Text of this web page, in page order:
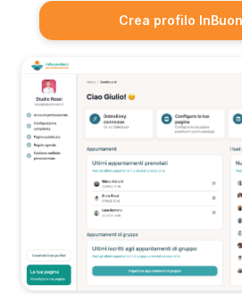
Crea profilo